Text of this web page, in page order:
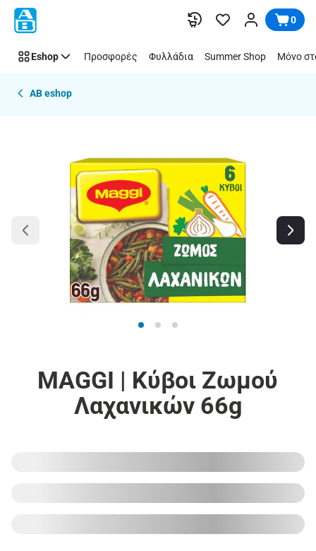
Παράλειψη 0
Eshop Προσφορές Φυλλάδια Summer Shop Μόνο
AB eshop
MAGGI | Κύβοι Ζωμού
Λαχανικών 66g